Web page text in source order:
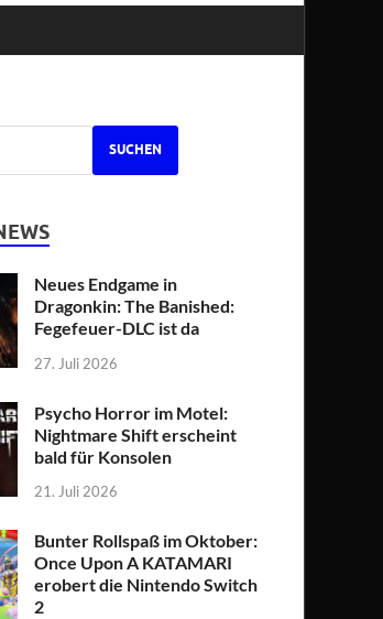
SUCHEN
Neues Endgame in
Dragonkin: The Banished:
Fegefeuer-DLC ist da
27. Juli 2026
Psycho Horror im Motel:
Nightmare Shift erscheint
bald für Konsolen
21. Juli 2026
Bunter Rollspaß im Oktober:
Once Upon A KATAMARI
erobert die Nintendo Switch
2